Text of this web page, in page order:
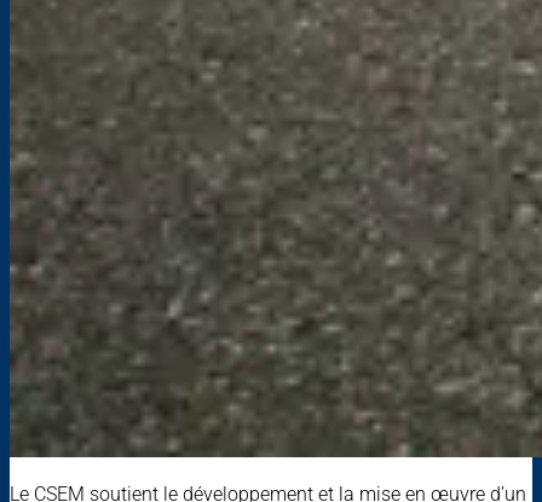
Le CSEM soutient le développement et la mise en œuvre d’un